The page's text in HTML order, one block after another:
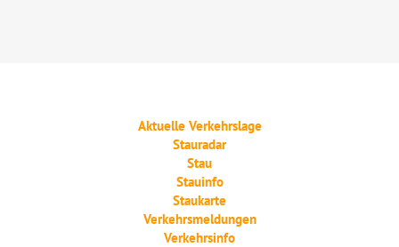
Aktuelle Verkehrslage
Stauradar
Stau
Stauinfo
Staukarte
Verkehrsmeldungen
Verkehrsinfo